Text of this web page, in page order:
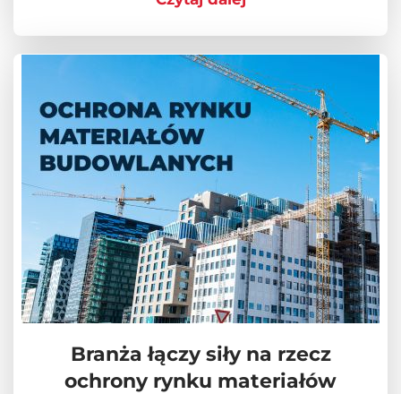
Branża łączy siły na rzecz
ochrony rynku materiałów